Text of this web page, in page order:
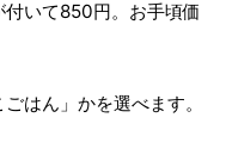
いて850円。お手頃価
はん」かを選べます。